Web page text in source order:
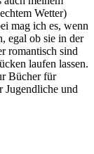
Wetter)
mag ich es, wenn
egal ob sie in der
romantisch sind
laufen lassen.
Bücher für
Jugendliche und